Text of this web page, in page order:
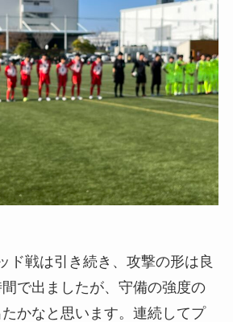
ド戦は引き続き、攻撃の形は良
で出ましたが、守備の強度の
かなと思います。連続してプ